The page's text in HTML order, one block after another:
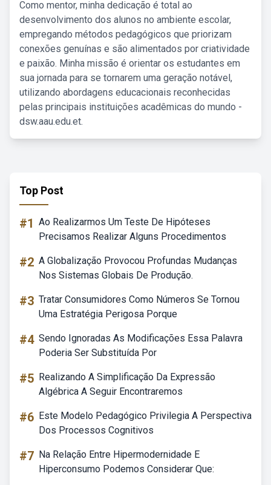
Como mentor, minha dedicação é total ao
desenvolvimento dos alunos no ambiente escolar,
empregando métodos pedagógicos que priorizam
conexões genuínas e são alimentados por criatividade
e paixão. Minha missão é orientar os estudantes em
sua jornada para se tornarem uma geração notável,
utilizando abordagens educacionais reconhecidas
pelas principais instituições acadêmicas do mundo -
dsw.aau.edu.et.
Top Post
#1 Ao Realizarmos Um Teste De Hipóteses
Precisamos Realizar Alguns Procedimentos
#2 A Globalização Provocou Profundas Mudanças
Nos Sistemas Globais De Produção.
#3 Tratar Consumidores Como Números Se Tornou
Uma Estratégia Perigosa Porque
#4 Sendo Ignoradas As Modificações Essa Palavra
Poderia Ser Substituída Por
#5 Realizando A Simplificação Da Expressão
Algébrica A Seguir Encontraremos
#6 Este Modelo Pedagógico Privilegia A Perspectiva
Dos Processos Cognitivos
#7 Na Relação Entre Hipermodernidade E
Hiperconsumo Podemos Considerar Que: